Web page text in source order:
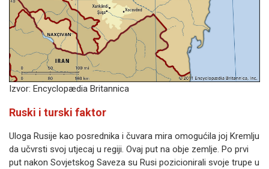
Izvor: Encyclopædia Britannica
Ruski i turski faktor
Uloga Rusije kao posrednika i čuvara mira omogućila joj Kremlju
da učvrsti svoj utjecaj u regiji. Ovaj put na obje zemlje. Po prvi
put nakon Sovjetskog Saveza su Rusi pozicionirali svoje trupe u